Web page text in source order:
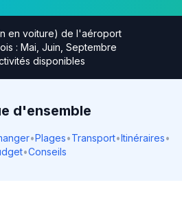
en voiture) de l'aéroport
: Mai, Juin, Septembre
disponibles
d'ensemble
•Plages•Transport•Itinéraires•
•Conseils